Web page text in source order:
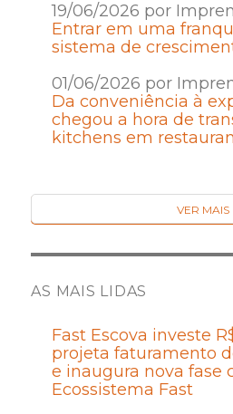
19/06/2026 por
Entrar em uma
sistema de
01/06/2026 por
Da conveniência à
chegou a hora de
kitchens em
VER MAIS
AS MAIS LIDAS
Fast Escova investe
projeta faturamento
e inaugura nova fase
Ecossistema Fast